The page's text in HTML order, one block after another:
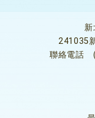
241035
聯絡電話